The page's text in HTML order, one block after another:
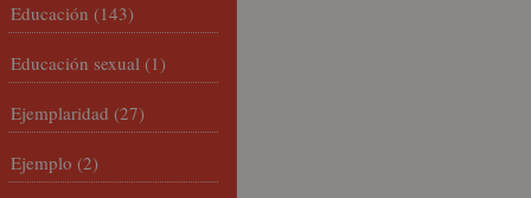
Educación (143)
Educación sexual (1)
Ejemplaridad (27)
Ejemplo (2)